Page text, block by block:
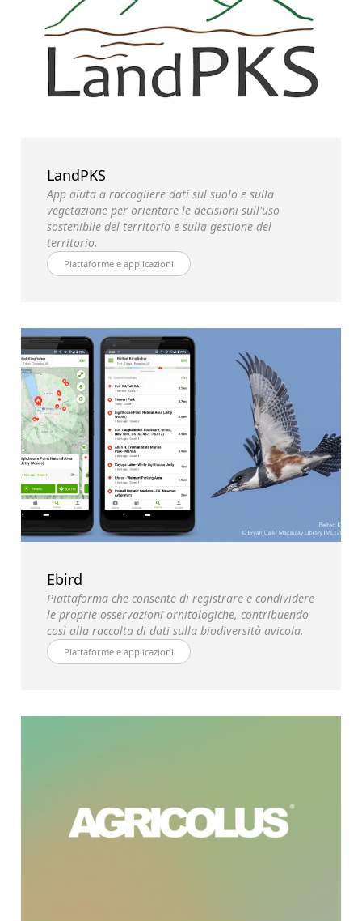
LandPKS
App aiuta a raccogliere dati sul suolo e sulla
vegetazione per orientare le decisioni sull'uso
sostenibile del territorio e sulla gestione del
territorio.
Piattaforme e applicazioni
Ebird
Piattaforma che consente di registrare e condividere
le proprie osservazioni ornitologiche, contribuendo
così alla raccolta di dati sulla biodiversità avicola.
Piattaforme e applicazioni